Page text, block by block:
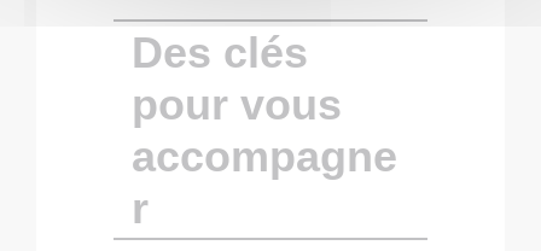
Des clés
pour vous
accompagne
r